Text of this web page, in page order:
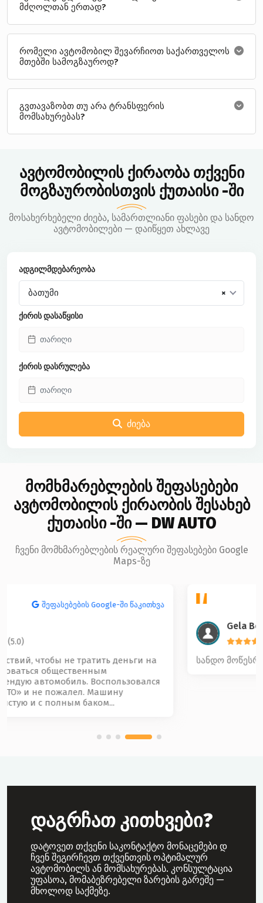
მძღოლთან ერთად?
რომელი ავტომობილ შევარჩიოთ საქართველოს
მთებში სამოგზაუროდ?
გვთავაზობთ თუ არა ტრანსფერის
მომსახურებას?
ავტომობილის ქირაობა თქვენი
მოგზაურობისთვის ქუთაისი -ში
მოსახერხებელი ძიება, სამართლიანი ფასები და სანდო
ავტომობილები — დაიწყეთ ახლავე
ადგილმდებარეობა
×
ბათუმი
ქირის დასაწყისი
ქირის დასრულება
ძიება
მომხმარებლების შეფასებები
ავტომობილის ქირაობის შესახებ
ქუთაისი -ში — DW AUTO
ჩვენი მომხმარებლების რეალური შეფასებები Google
Maps-ზე
შეფასებების Google-ში წაკითხვა
სანდო მოწესრიგებული და კარგი კოლექტივი 🤝
დაგრჩათ კითხვები?
დატოვეთ თქვენი საკონტაქტო მონაცემები დ
ჩვენ შეგირჩევთ თქვენთვის ოპტიმალურ
ავტომობილს ან მომსახურებას. კონსულტაცია
უფასოა, მომაბეზრებელი ზარების გარეშე —
მხოლოდ საქმეზე.